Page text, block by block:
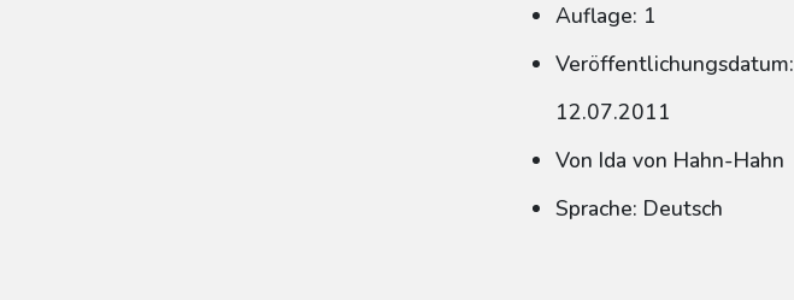
Auflage: 1
Veröffentlichungsdatum:
12.07.2011
Von Ida von Hahn-Hahn
Sprache: Deutsch